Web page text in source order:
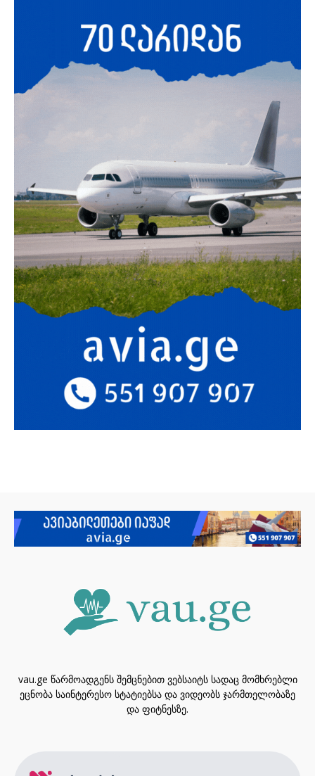
vau.ge წარმოადგენს შემცნებით ვებსაიტს სადაც მომხრებლი
ეცნობა საინტერესო სტატიებსა და ვიდეობს ჯარმთელობაზე
და ფიტნესზე.